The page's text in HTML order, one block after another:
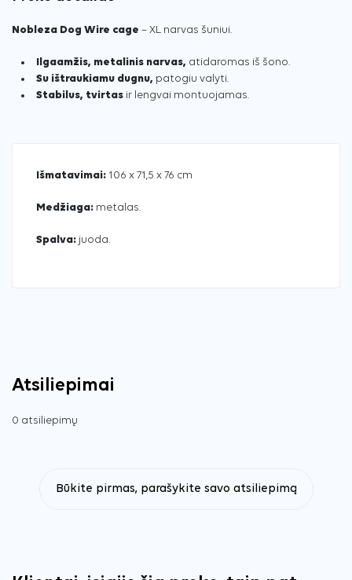
Nobleza Dog Wire cage – XL narvas šuniui.
Ilgaamžis, metalinis narvas, atidaromas iš šono.
Su ištraukiamu dugnu, patogiu valyti.
Stabilus, tvirtas ir lengvai montuojamas.
Išmatavimai: 106 x 71,5 x 76 cm
Medžiaga: metalas.
Spalva: juoda.
Atsiliepimai
0 atsiliepimų
Būkite pirmas, parašykite savo atsiliepimą